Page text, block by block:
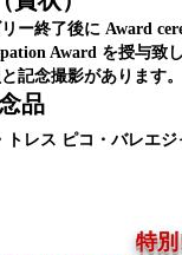
了後に Award
Award を授与致し
念撮影があります。
品
ス ピコ・バレエジ
特